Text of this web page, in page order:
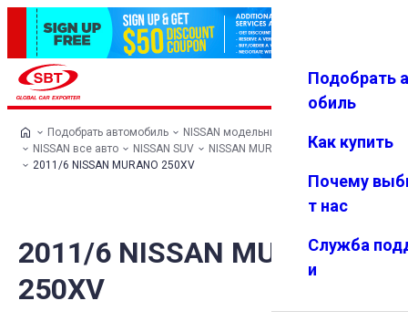
Избранн
Меню
Подобрать
обиль
Как купить
Почему
т нас
Служба
и
Подобрать автомобиль
NISSAN модельный ряд
NISSAN все авто
NISSAN SUV
NISSAN MURANO
2011/6 NISSAN MURANO 250XV
2011/6 NISSAN MURANO
250XV